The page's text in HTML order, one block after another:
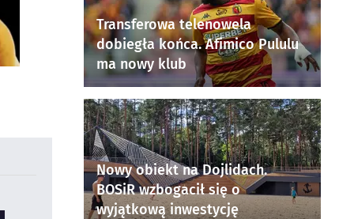
Transferowa telenowela
dobiegła końca. Afimico Pululu
ma nowy klub
Nowy obiekt na Dojlidach.
BOSiR wzbogacił się o
wyjątkową inwestycję